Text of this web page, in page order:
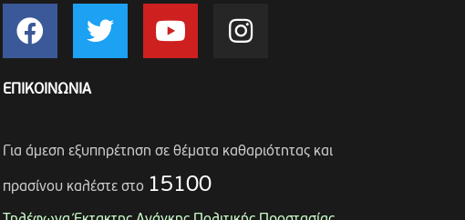
ΕΠΙΚΟΙΝΩΝΙΑ
Για άμεση εξυπηρέτηση σε θέματα καθαριότητας και
πρασίνου καλέστε στο 15100